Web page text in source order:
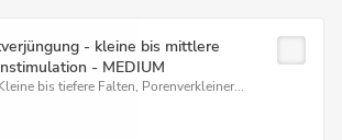
- kleine bis mittlere
- MEDIUM
bis tiefere Falten, Porenverkleiner...